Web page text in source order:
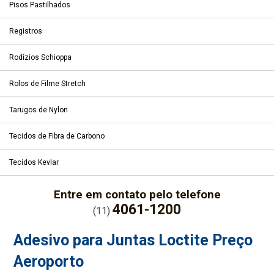
Pisos Pastilhados
Registros
Rodízios Schioppa
Rolos de Filme Stretch
Tarugos de Nylon
Tecidos de Fibra de Carbono
Tecidos Kevlar
Entre em contato pelo telefone
(11) 4061-1200
Adesivo para Juntas Loctite Preço
Aeroporto